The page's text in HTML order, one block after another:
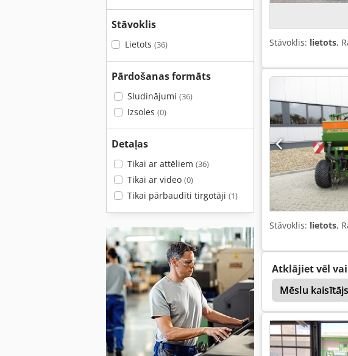
Stāvoklis
Lietots (36)
Pārdošanas formāts
Sludinājumi (36)
Izsoles (0)
Detaļas
Tikai ar attēliem (36)
Tikai ar video (0)
Tikai pārbaudīti tirgotāji (1)
Stāvoklis: lietots,
Stāvoklis: lietots,
Atklājiet vēl
Mēslu
Arkli Arkls Dziļi Arkls